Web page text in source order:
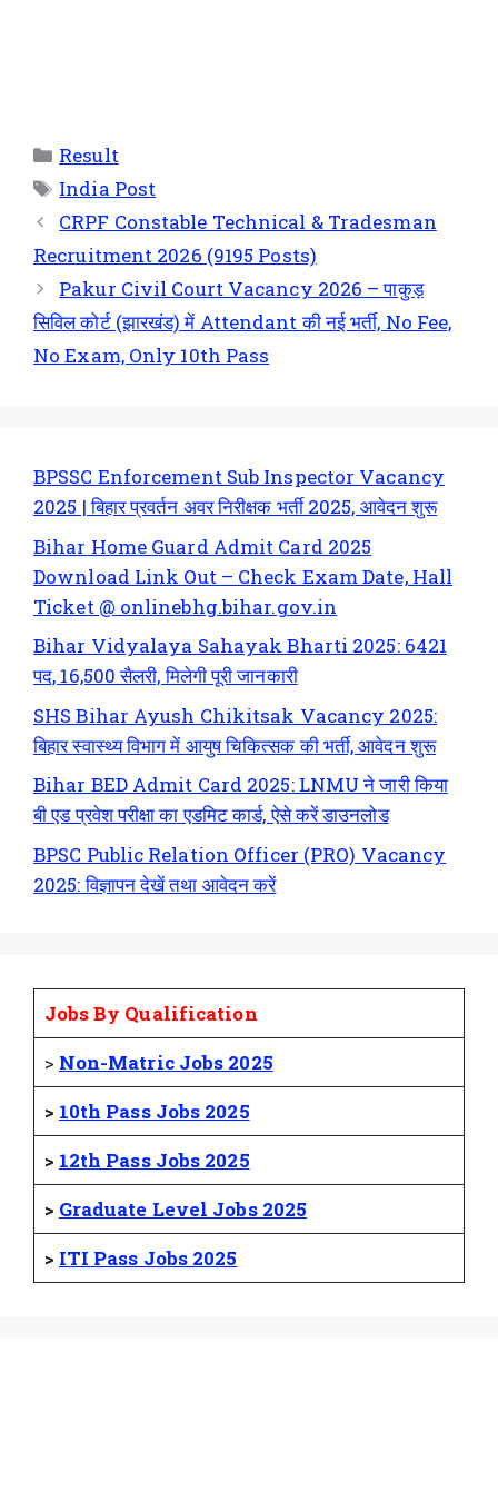
Result
India Post
CRPF Constable Technical & Tradesman
Recruitment 2026 (9195 Posts)
Pakur Civil Court Vacancy 2026 – पाकुड़
सिविल कोर्ट (झारखंड) में Attendant की नई भर्ती, No Fee,
No Exam, Only 10th Pass
BPSSC Enforcement Sub Inspector Vacancy
2025 | बिहार प्रवर्तन अवर निरीक्षक भर्ती 2025, आवेदन शुरू
Bihar Home Guard Admit Card 2025
Download Link Out – Check Exam Date, Hall
Ticket @ onlinebhg.bihar.gov.in
Bihar Vidyalaya Sahayak Bharti 2025: 6421
पद, 16,500 सैलरी, मिलेगी पूरी जानकारी
SHS Bihar Ayush Chikitsak Vacancy 2025:
बिहार स्वास्थ्य विभाग में आयुष चिकित्सक की भर्ती, आवेदन शुरू
Bihar BED Admit Card 2025: LNMU ने जारी किया
बी एड प्रवेश परीक्षा का एडमिट कार्ड, ऐसे करें डाउनलोड
BPSC Public Relation Officer (PRO) Vacancy
2025: विज्ञापन देखें तथा आवेदन करें
Jobs By Qualification
> Non-Matric Jobs 2025
> 10th Pass Jobs 2025
> 12th Pass Jobs 2025
> Graduate Level Jobs 2025
> ITI Pass Jobs 2025